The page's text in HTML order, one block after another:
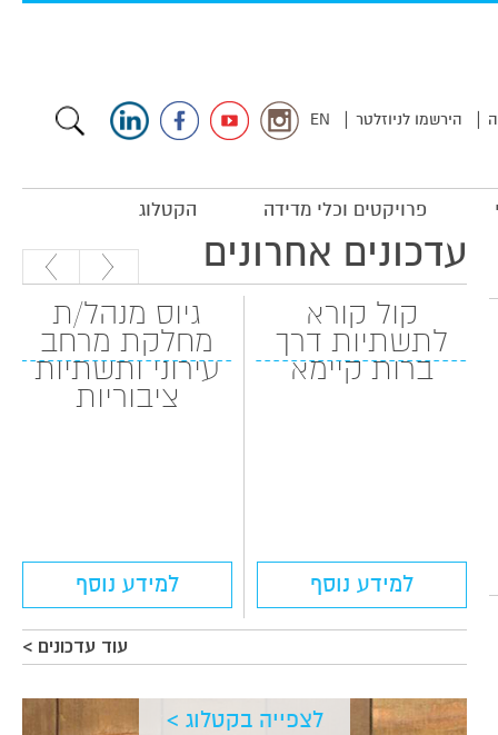
EN | הירשמו לניוזלטר |
פרויקטים וכלי מדידה הקטלוג
עדכונים אחרונים
קול קורא
לתשתיות דרך
ברות קיימא
למידע נוסף
גיוס מנהל/ת
מחלקת מרחב
עירוני ותשתיות
ציבוריות
למידע נוסף
עוד עדכונים >
לצפייה בקטלוג >